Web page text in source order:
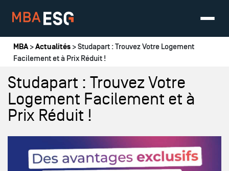
Vous êtes ici
MBA>Actualités > Studapart : Trouvez Votre Logement
Facilement et à Prix Réduit !
Studapart : Trouvez Votre
Logement Facilement et à
Prix Réduit !